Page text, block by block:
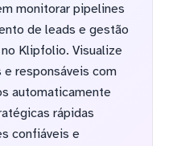
monitorar pipelines
de leads e gestão
Klipfolio. Visualize
responsáveis com
automaticamente
rápidas
confiáveis e